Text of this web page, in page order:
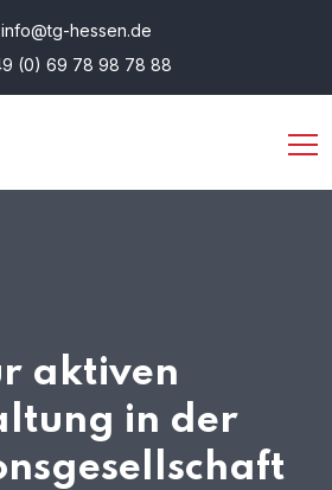
info@tg-hessen.de
(0) 69 78 98 78 88
aktiven
in der